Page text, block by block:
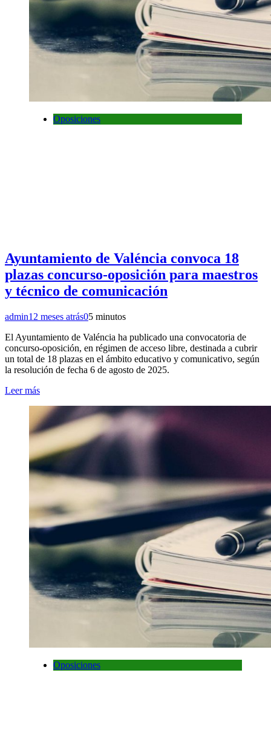
Oposiciones
Ayuntamiento de Valéncia convoca 18
plazas concurso-oposición para maestros
y técnico de comunicación
admin12 meses atrás05 minutos
El Ayuntamiento de Valéncia ha publicado una convocatoria de
concurso-oposición, en régimen de acceso libre, destinada a cubrir
un total de 18 plazas en el ámbito educativo y comunicativo, según
la resolución de fecha 6 de agosto de 2025.
Leer más
Oposiciones